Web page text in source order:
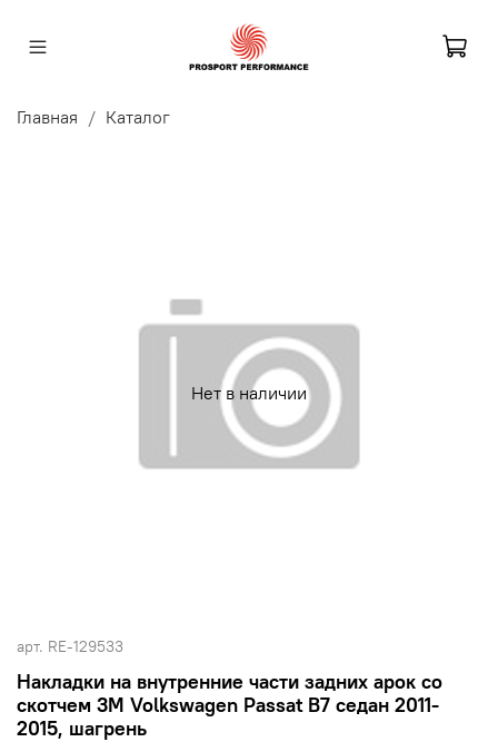
Главная Каталог
Нет в наличии
арт. RE-129533
Накладки на внутренние части задних арок со
скотчем 3М Volkswagen Passat В7 седан 2011-
2015, шагрень